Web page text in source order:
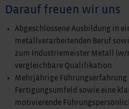
Darauf freuen wir uns
Abgeschlossene Ausbildung in
metallverarbeitenden Beruf
zum Industriemeister Metall (w/
vergleichbare Qualifikation
Mehrjährige
Fertigungsumfeld sowie eine
motivierende